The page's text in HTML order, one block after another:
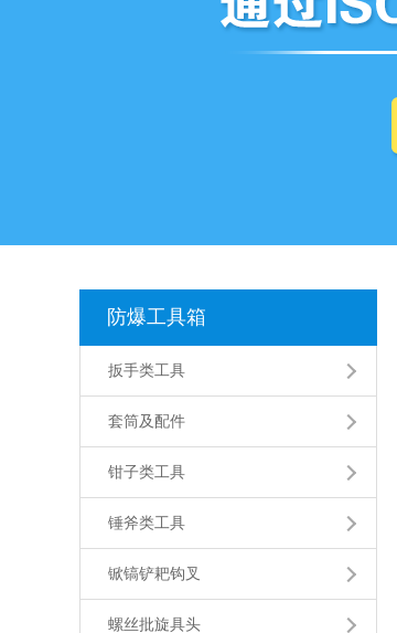
防爆工具箱
扳手类工具
套筒及配件
钳子类工具
锤斧类工具
锨镐铲耙钩叉
螺丝批旋具头